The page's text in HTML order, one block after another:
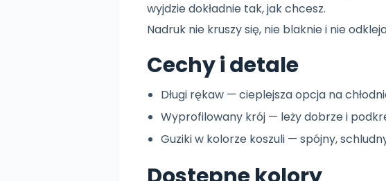
wyjdzie dokładnie tak, jak chcesz.
Nadruk nie kruszy się, nie blaknie i nie
Cechy i detale
Długi rękaw — cieplejsza opcja na
Wyprofilowany krój — leży dobrze i
Guziki w kolorze koszuli — spójny,